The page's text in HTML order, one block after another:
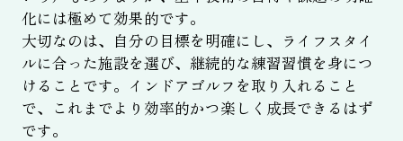
化には極めて効果的です。
大切なのは、自分の目標を明確にし、ライフスタイ
ルに合った施設を選び、継続的な練習習慣を身につ
けることです。インドアゴルフを取り入れること
で、これまでより効率的かつ楽しく成長できるはず
です。